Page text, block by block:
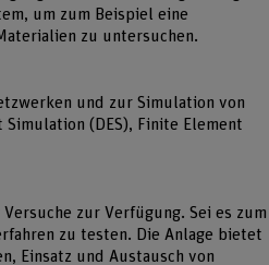
um zum Beispiel eine
zu untersuchen.
und zur Simulation von
(DES), Finite Element
zur Verfügung. Sei es zum
zu testen. Die Anlage bietet
Einsatz und Austausch von